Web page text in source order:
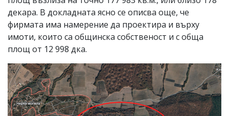
декара. В докладната ясно се описва още, че
фирмата има намерение да проектира и върху
имоти, които са общинска собственост и с обща
площ от 12 998 дка.